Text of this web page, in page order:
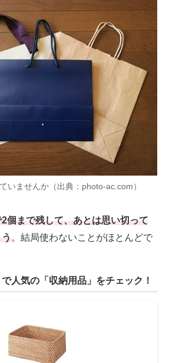
いませんか（出典：photo-ac.com）
個まで残して、あとは思い切って
う。結局使わないことがほとんどで
人気の「収納用品」をチェック！